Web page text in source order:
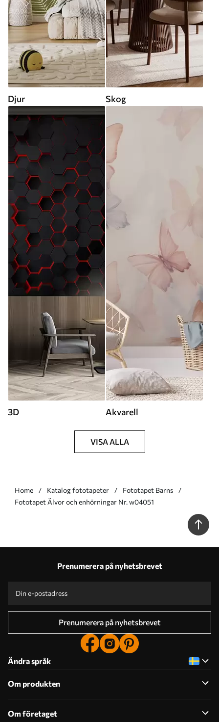
Djur Skog
3D Akvarell
VISA ALLA
Home Katalog fototapeter
Fototapet Barns
Fototapet Älvor och enhörningar Nr. w04051
Prenumerera på nyhetsbrevet
Prenumerera på nyhetsbrevet
Ändra språk
Om produkten
Om företaget